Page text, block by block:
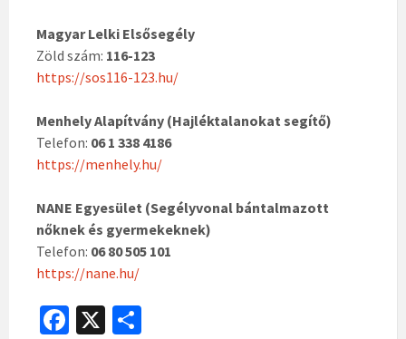
Magyar Lelki Elsősegély
Zöld szám: 116-123
https://sos116-123.hu/
Menhely Alapítvány (Hajléktalanokat segítő)
Telefon: 06 1 338 4186
https://menhely.hu/
NANE Egyesület (Segélyvonal bántalmazott
nőknek és gyermekeknek)
Telefon: 06 80 505 101
https://nane.hu/
Fa X